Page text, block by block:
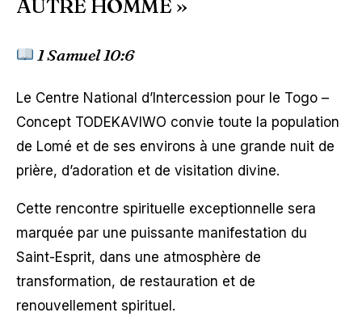
AUTRE HOMME »
1 Samuel 10:6
Le Centre National d’Intercession pour le Togo –
Concept TODEKAVIWO convie toute la population
de Lomé et de ses environs à une grande nuit de
prière, d’adoration et de visitation divine.
Cette rencontre spirituelle exceptionnelle sera
marquée par une puissante manifestation du
Saint-Esprit, dans une atmosphère de
transformation, de restauration et de
renouvellement spirituel.